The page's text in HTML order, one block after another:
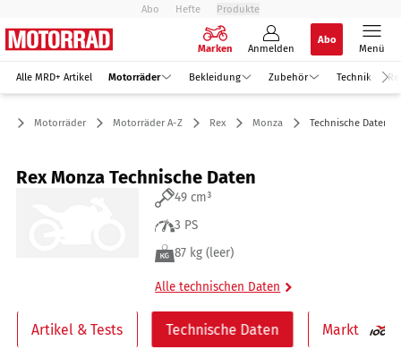
Abo Hefte Produkte
Marken Anmelden
Abo
Menü
Alle MRD+ Artikel Motorräder Bekleidung Zubehör Technik
Motorräder Motorräder A-Z Rex Monza Technische Daten
Rex Monza Technische Daten
49 cm³
3 PS
87 kg (leer)
Alle technischen Daten
Artikel & Tests Technische Daten Markt